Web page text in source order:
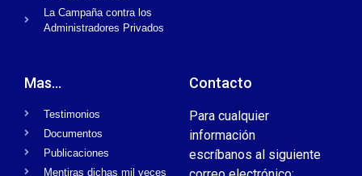
La Campaña contra los
Administradores Privados
Mas...
Testimonios
Documentos
Publicaciones
Mentiras dichas mil veces
Contacto
Para cualquier
información
escríbanos al siguiente